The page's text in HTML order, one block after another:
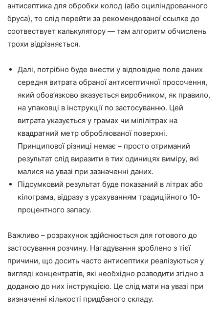
антисептика для обробки колод (або оциліндрованного
бруса), то слід перейти за рекомендованої ссылке до
соотвествует калькулятору — там алгоритм обчислень
трохи відрізняється.
Далі, потрібно буде внести у відповідне поле даних
середня витрата обраної антисептичної просочення,
який обов’язково вказується виробником, як правило,
на упаковці в інструкції по застосуванню. Цей
витрата указується у грамах чи мілілітрах на
квадратний метр оброблюваної поверхні.
Принципової різниці немає – просто отриманий
результат слід виразити в тих одиницях виміру, які
малися на увазі при зазначенні даних.
Підсумковий результат буде показаний в літрах або
кілограма, відразу з урахуванням традиційного 10-
процентного запасу.
Важливо – розрахунок здійснюється для готового до
застосування розчину. Нагадування зроблено з тієї
причини, що досить часто антисептики реалізуються у
вигляді концентратів, які необхідно розводити згідно з
доданою до них інструкцією. Це слід мати на увазі при
визначенні кількості придбаного складу.